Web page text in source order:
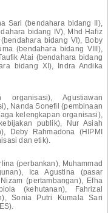
Sari (bendahara bidang II),
bidang IV), Mhd Hafiz
bidang VI), Boby
(bendahara bidang VIII),
Atai (bendahara bidang
bidang XI), Indra Andika
organisasi), Agustiawan
Nanda Sonefil (pembinaan
kelengkapan organisasi),
publik), Nur Asiah
Deby Rahmadona (HIPMI
dan etik).
(perbankan), Muhammad
Ica Agustina (pasar
(pertambangan), Efha
(kehutanan), Fahrizal
Sonia Putri Kumala Sari